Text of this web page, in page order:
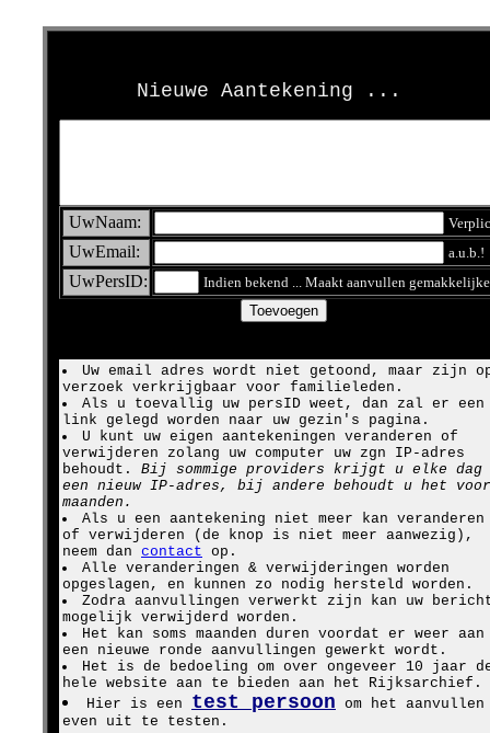
Nieuwe Aantekening ...
UwNaam:
UwEmail: a.u.b.!
UwPersID: Indien bekend ... Maakt aanvullen
Uw email adres wordt niet getoond, maar zijn
verzoek verkrijgbaar voor familieleden.
Als u toevallig uw persID weet, dan zal er een
link gelegd worden naar uw gezin's pagina.
U kunt uw eigen aantekeningen veranderen of
verwijderen zolang uw computer uw zgn IP-adres
behoudt. Bij sommige providers krijgt u elke dag
een nieuw IP-adres, bij andere behoudt u het voor
maanden.
Als u een aantekening niet meer kan veranderen
of verwijderen (de knop is niet meer aanwezig),
neem dan contact op.
Alle veranderingen & verwijderingen worden
opgeslagen, en kunnen zo nodig hersteld worden.
Zodra aanvullingen verwerkt zijn kan uw
mogelijk verwijderd worden.
Het kan soms maanden duren voordat er weer aan
een nieuwe ronde aanvullingen gewerkt wordt.
Het is de bedoeling om over ongeveer 10 jaar
hele website aan te bieden aan het Rijksarchief.
Hier is een test persoon om het aanvullen
even uit te testen.